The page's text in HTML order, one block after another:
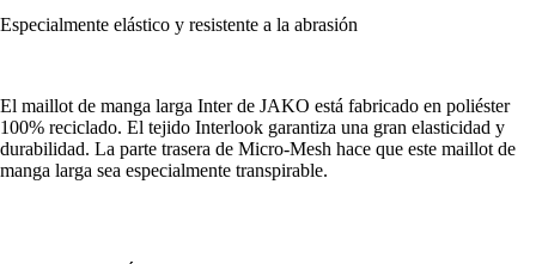
Especialmente elástico y resistente a la abrasión
El maillot de manga larga Inter de JAKO está fabricado en poliéster
100% reciclado. El tejido Interlook garantiza una gran elasticidad y
durabilidad. La parte trasera de Micro-Mesh hace que este maillot de
manga larga sea especialmente transpirable.